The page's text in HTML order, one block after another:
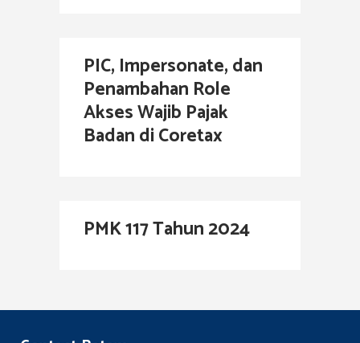
PIC, Impersonate, dan
Penambahan Role
Akses Wajib Pajak
Badan di Coretax
PMK 117 Tahun 2024